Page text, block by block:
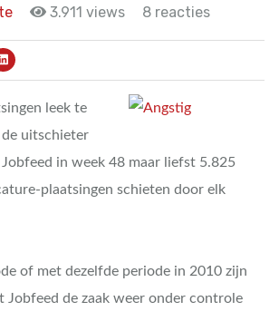
3.911 views 8 reacties
leek te
de uitschieter
in week 48 maar liefst 5.825
plaatsingen schieten door elk
of met dezelfde periode in 2010 zijn
Jobfeed de zaak weer onder controle